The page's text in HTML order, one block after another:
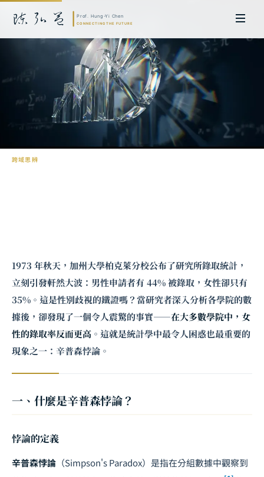
跨域思辨
1973 年秋天，加州大學柏克萊分校公布了研究所錄取統計，
立刻引發軒然大波：男性申請者有 44% 被錄取，女性卻只有
35%。這是性別歧視的鐵證嗎？當研究者深入分析各學院的數
據後，卻發現了一個令人震驚的事實——在大多數學院中，女
性的錄取率反而更高 。這就是統計學中最令人困惑也最重要的
現象之一：辛普森悖論。
一、什麼是辛普森悖論？
悖論的定義
辛普森悖論 （Simpson's Paradox）是指在分組數據中觀察到